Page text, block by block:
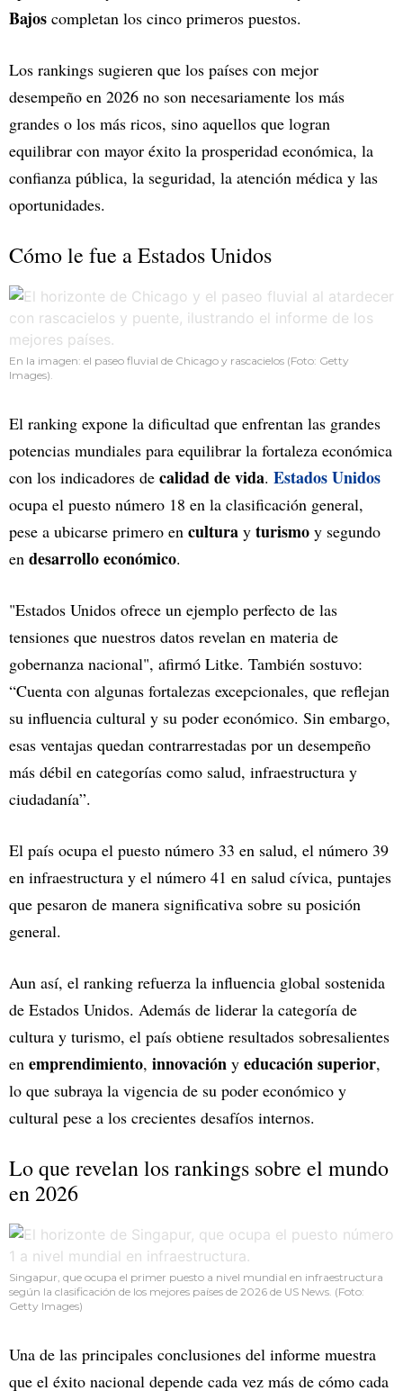
Bajos completan los cinco primeros puestos.
Los rankings sugieren que los países con mejor
desempeño en 2026 no son necesariamente los más
grandes o los más ricos, sino aquellos que logran
equilibrar con mayor éxito la prosperidad económica, la
confianza pública, la seguridad, la atención médica y las
oportunidades.
Cómo le fue a Estados Unidos
En la imagen: el paseo fluvial de Chicago y rascacielos (Foto: Getty
Images).
El ranking expone la dificultad que enfrentan las grandes
potencias mundiales para equilibrar la fortaleza económica
con los indicadores de calidad de vida. Estados Unidos
ocupa el puesto número 18 en la clasificación general,
pese a ubicarse primero en cultura y turismo y segundo
en desarrollo económico.
"Estados Unidos ofrece un ejemplo perfecto de las
tensiones que nuestros datos revelan en materia de
gobernanza nacional", afirmó Litke. También sostuvo:
“Cuenta con algunas fortalezas excepcionales, que reflejan
su influencia cultural y su poder económico. Sin embargo,
esas ventajas quedan contrarrestadas por un desempeño
más débil en categorías como salud, infraestructura y
ciudadanía”.
El país ocupa el puesto número 33 en salud, el número 39
en infraestructura y el número 41 en salud cívica, puntajes
que pesaron de manera significativa sobre su posición
general.
Aun así, el ranking refuerza la influencia global sostenida
de Estados Unidos. Además de liderar la categoría de
cultura y turismo, el país obtiene resultados sobresalientes
en emprendimiento, innovación y educación superior,
lo que subraya la vigencia de su poder económico y
cultural pese a los crecientes desafíos internos.
Lo que revelan los rankings sobre el mundo
en 2026
Singapur, que ocupa el primer puesto a nivel mundial en infraestructura
según la clasificación de los mejores países de 2026 de US News. (Foto:
Getty Images)
Una de las principales conclusiones del informe muestra
que el éxito nacional depende cada vez más de cómo cada